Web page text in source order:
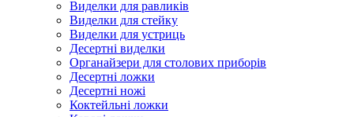
Виделки для равликів
Виделки для стейку
Виделки для устриць
Десертні виделки
Органайзери для столових приборів
Десертні ложки
Десертні ножі
Коктейльні ложки